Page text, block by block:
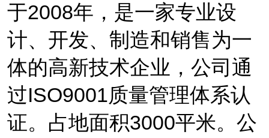
于2008年，是一家专业设
计、开发、制造和销售为一
体的高新技术企业，公司通
过ISO9001质量管理体系认
证。占地面积3000平米。公